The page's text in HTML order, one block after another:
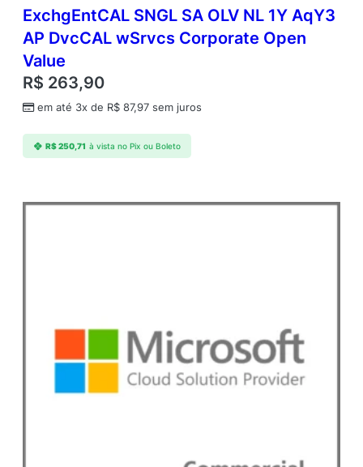
ExchgEntCAL SNGL SA OLV NL 1Y AqY3
AP DvcCAL wSrvcs Corporate Open
Value
R$ 263,90
em até 3x de R$ 87,97 sem juros
R$250,71 à vista no Pix ou Boleto